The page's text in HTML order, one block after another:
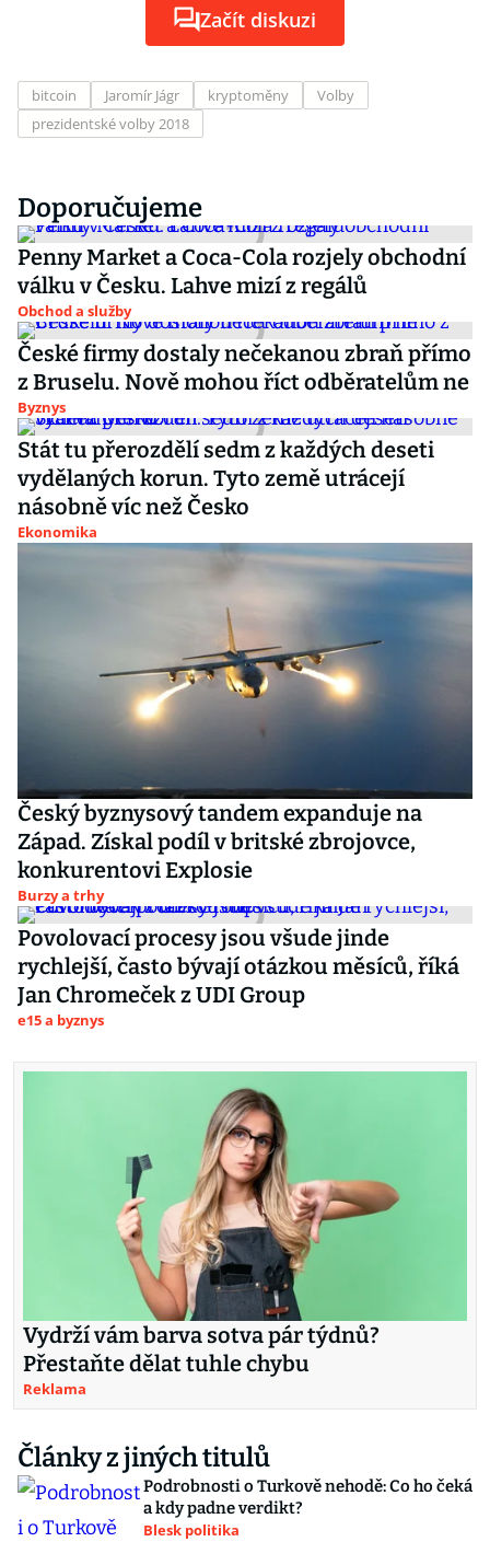
Začít diskuzi
bitcoin Jaromír Jágr kryptoměny
Volby
prezidentské volby 2018
Doporučujeme
Penny Market a Coca-Cola rozjely obchodní
válku v Česku. Lahve mizí z regálů
Obchod a služby
České firmy dostaly nečekanou zbraň přímo
z Bruselu. Nově mohou říct odběratelům ne
Byznys
Stát tu přerozdělí sedm z každých deseti
vydělaných korun. Tyto země utrácejí
násobně víc než Česko
Ekonomika
Český byznysový tandem expanduje na
Západ. Získal podíl v britské zbrojovce,
konkurentovi Explosie
Burzy a trhy
Povolovací procesy jsou všude jinde
rychlejší, často bývají otázkou měsíců, říká
Jan Chromeček z UDI Group
e15 a byznys
Vydrží vám barva sotva pár týdnů?
Přestaňte dělat tuhle chybu
Reklama
Články z jiných titulů
Podrobnosti o Turkově nehodě: Co ho čeká
a kdy padne verdikt?
Blesk politika